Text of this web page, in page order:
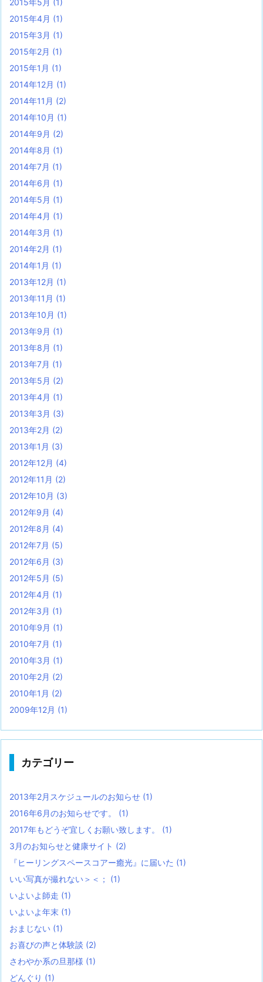
2015年5月 (1)
2015年4月 (1)
2015年3月 (1)
2015年2月 (1)
2015年1月 (1)
2014年12月 (1)
2014年11月 (2)
2014年10月 (1)
2014年9月 (2)
2014年8月 (1)
2014年7月 (1)
2014年6月 (1)
2014年5月 (1)
2014年4月 (1)
2014年3月 (1)
2014年2月 (1)
2014年1月 (1)
2013年12月 (1)
2013年11月 (1)
2013年10月 (1)
2013年9月 (1)
2013年8月 (1)
2013年7月 (1)
2013年5月 (2)
2013年4月 (1)
2013年3月 (3)
2013年2月 (2)
2013年1月 (3)
2012年12月 (4)
2012年11月 (2)
2012年10月 (3)
2012年9月 (4)
2012年8月 (4)
2012年7月 (5)
2012年6月 (3)
2012年5月 (5)
2012年4月 (1)
2012年3月 (1)
2010年9月 (1)
2010年7月 (1)
2010年3月 (1)
2010年2月 (2)
2010年1月 (2)
2009年12月 (1)
カテゴリー
2013年2月スケジュールのお知らせ (1)
2016年6月のお知らせです。 (1)
2017年もどうぞ宜しくお願い致します。 (1)
3月のお知らせと健康サイト (2)
『ヒーリングスペースコアー癒光』に届いた (1)
いい写真が撮れない＞＜； (1)
いよいよ師走 (1)
いよいよ年末 (1)
おまじない (1)
お喜びの声と体験談 (2)
さわやか系の旦那様 (1)
どんぐり (1)